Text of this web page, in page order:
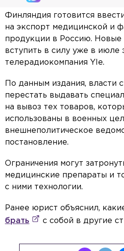
Финляндия готовится
на экспорт медицинской и
продукции в Россию. Новые
вступить в силу уже в июле
телерадиокомпания Yle.
По данным издания, власти
перестать выдавать
на вывоз тех товаров,
использованы в военных
внешнеполитическое
постановление.
Ограничения могут
медицинские препараты и
с ними технологии.
Ранее юрист объяснил,
брать
с собой в другие